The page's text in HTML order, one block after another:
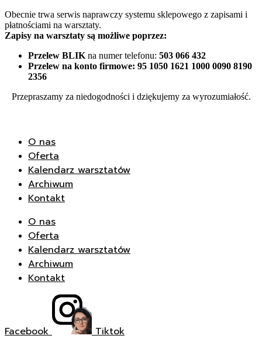
Przejdź
do
treści
Obecnie trwa serwis naprawczy systemu sklepowego z zapisami i
płatnościami na warsztaty.
Zapisy na warsztaty są możliwe poprzez:
Przelew BLIK na numer telefonu: 503 066 432
Przelew na konto firmowe: 95 1050 1621 1000 0090 8190
2356
Przepraszamy za niedogodności i dziękujemy za wyrozumiałość.
O nas
Oferta
Kalendarz warsztatów
Archiwum
Kontakt
O nas
Oferta
Kalendarz warsztatów
Archiwum
Kontakt
Facebook Tiktok